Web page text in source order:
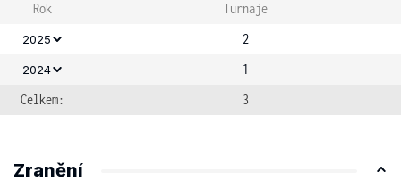
Rok Turnaje
2025 2
2024
1
Celkem:
3
Zranění